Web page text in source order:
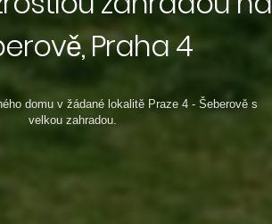
Praha 4
domu v žádané lokalitě Praze 4 - Šeberově s
velkou zahradou.